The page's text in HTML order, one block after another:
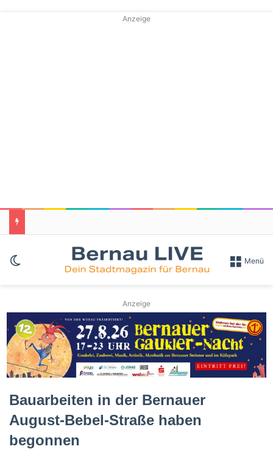
Anzeige
Skin umschalten Menü
Anzeige
Bauarbeiten in der Bernauer
August-Bebel-Straße haben
begonnen